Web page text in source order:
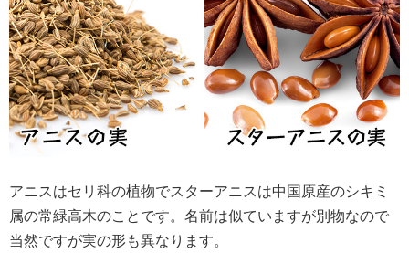
アニスはセリ科の植物でスターアニスは中国原産のシキミ
属の常緑高木のことです。名前は似ていますが別物なので
当然ですが実の形も異なります。